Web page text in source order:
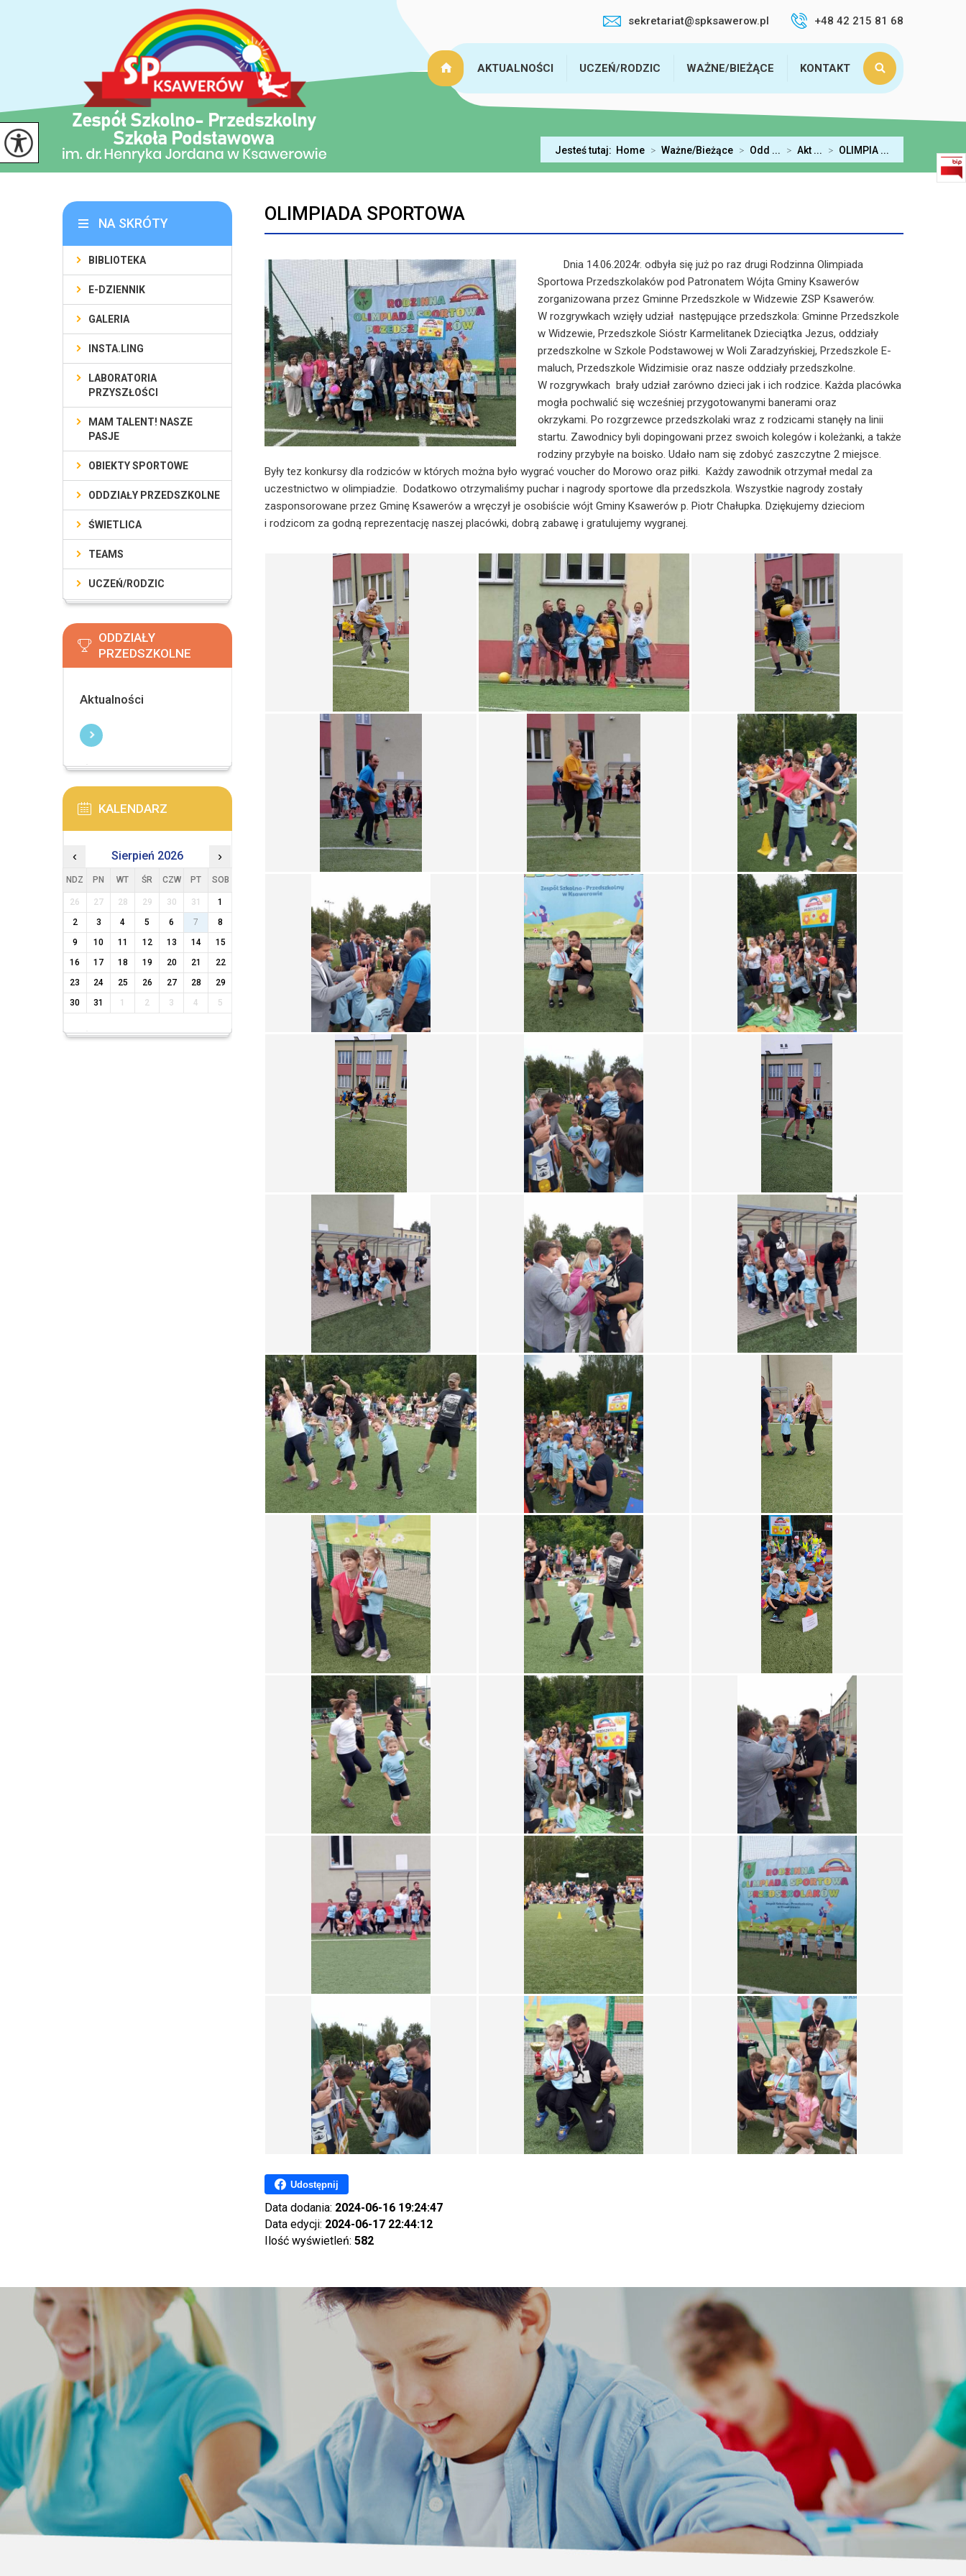
sekretariat@spksawerow.pl +48 42 215 81 68
AKTUALNOŚCI UCZEŃ/RODZIC WAŻNE/BIEŻĄCE KONTAKT
Jesteś tutaj: Home > Ważne/Bieżące > Odd ... > Akt ... > OLIMPIA ...
OLIMPIADA SPORTOWA
Dnia 14.06.2024r. odbyła się już po raz drugi Rodzinna Olimpiada
Sportowa Przedszkolaków pod Patronatem Wójta Gminy Ksawerów
zorganizowana przez Gminne Przedszkole w Widzewie ZSP Ksawerów.
W rozgrywkach wzięły udział następujące przedszkola: Gminne Przedszkole
w Widzewie, Przedszkole Sióstr Karmelitanek Dzieciątka Jezus, oddziały
przedszkolne w Szkole Podstawowej w Woli Zaradzyńskiej, Przedszkole E-
maluch, Przedszkole Widzimisie oraz nasze oddziały przedszkolne.
W rozgrywkach brały udział zarówno dzieci jak i ich rodzice. Każda placówka
mogła pochwalić się wcześniej przygotowanymi banerami oraz
okrzykami. Po rozgrzewce przedszkolaki wraz z rodzicami stanęły na linii
startu. Zawodnicy byli dopingowani przez swoich kolegów i koleżanki, a także
rodziny przybyłe na boisko. Udało nam się zdobyć zaszczytne 2 miejsce.
Były tez konkursy dla rodziców w których można było wygrać voucher do Morowo oraz piłki. Każdy zawodnik otrzymał medal za
uczestnictwo w olimpiadzie. Dodatkowo otrzymaliśmy puchar i nagrody sportowe dla przedszkola. Wszystkie nagrody zostały
zasponsorowane przez Gminę Ksawerów a wręczył je osobiście wójt Gminy Ksawerów p. Piotr Chałupka. Dziękujemy dzieciom
i rodzicom za godną reprezentację naszej placówki, dobrą zabawę i gratulujemy wygranej.
Udostępnij
Data dodania: 2024-06-16 19:24:47
Data edycji: 2024-06-17 22:44:12
Ilość wyświetleń: 582
NA SKRÓTY
BIBLIOTEKA
E-DZIENNIK
GALERIA
INSTA.LING
LABORATORIA
PRZYSZŁOŚCI
MAM TALENT! NASZE
PASJE
OBIEKTY SPORTOWE
ODDZIAŁY PRZEDSZKOLNE
ŚWIETLICA
TEAMS
UCZEŃ/RODZIC
ODDZIAŁY
PRZEDSZKOLNE
Aktualności
KALENDARZ
‹ Sierpień 2026 ›
NDZ PN WT ŚR CZW PT SOB
26 27 28 29 30 31
1
2
3 4 5 6 7
8
9
10 11 12 13 14
15
16
17 18 19 20 21
22
23
24 25 26 27 28
29
30
31 1 2 3 4 5